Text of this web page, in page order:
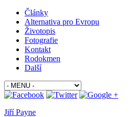
Články
Alternativa pro Evropu
Životopis
Fotografie
Kontakt
Rodokmen
Další
Jiří Payne